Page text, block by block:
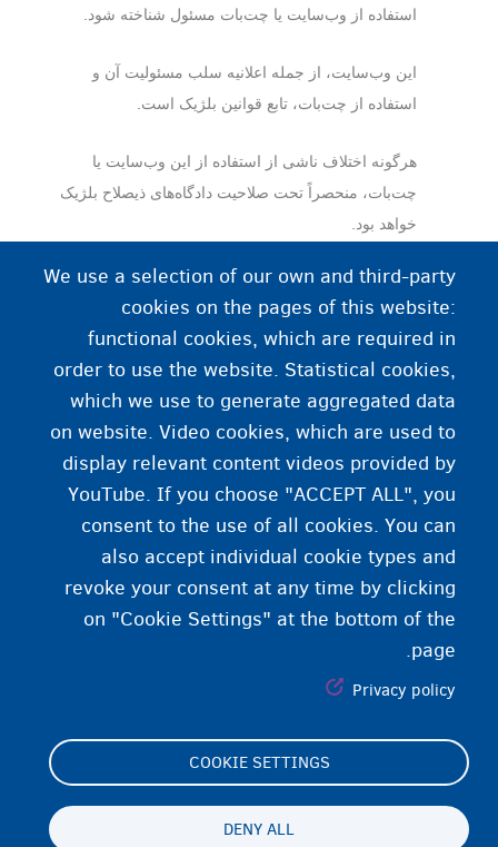
استفاده از وب‌سایت یا چت‌بات مسئول شناخته شود.
این وب‌سایت، از جمله اعلانیه سلب مسئولیت آن و
استفاده از چت‌بات، تابع قوانین بلژیک است.
هرگونه اختلاف ناشی از استفاده از این وب‌سایت یا
چت‌بات، منحصراً تحت صلاحیت دادگاه‌های ذیصلاح بلژیک
خواهد بود.
اصلاحات
Fedasil حق دارد این اعلانیه سلب مسئولیت را در هر
زمان و بدون اطلاع قبلی اصلاح کند. توصیه می‌شود کاربران
مرتباً به این صفحه مراجعه کنند تا از هرگونه به‌روزرسانی
مطلع شوند.
We use a selection of our own and third-party
cookies on the pages of this website:
functional cookies, which are required in
order to use the website. Statistical cookies,
which we use to generate aggregated data
on website. Video cookies, which are used to
display relevant content videos provided by
YouTube. If you choose "ACCEPT ALL", you
consent to the use of all cookies. You can
also accept individual cookie types and
revoke your consent at any time by clicking
on "Cookie Settings" at the bottom of the
page.
Privacy policy
COOKIE SETTINGS
DENY ALL
Footer
(menu)
Cookie Settings